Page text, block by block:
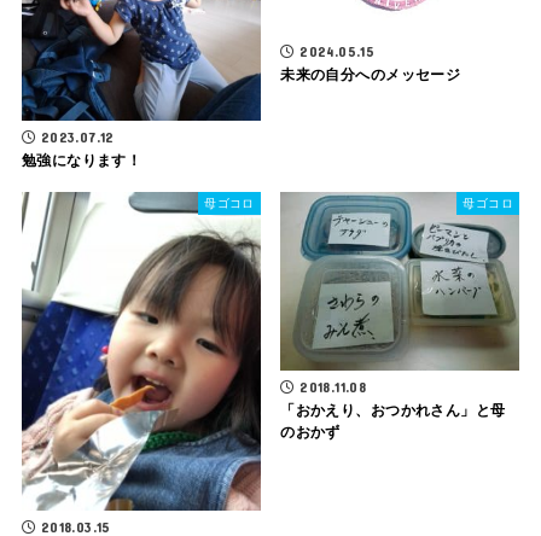
2023.07.12
勉強になります！
2024.05.15
未来の自分へのメッセージ
母ゴコロ
2018.03.15
母ゴコロ
2018.11.08
「おかえり、おつかれさん」と母
のおかず